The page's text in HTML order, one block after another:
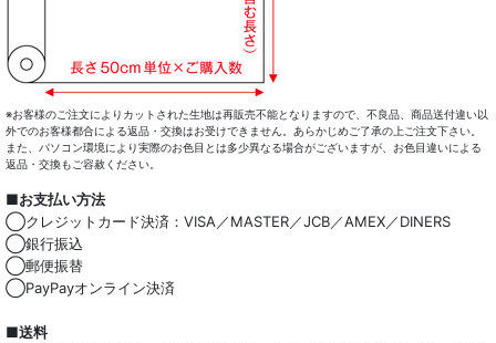
※お客様のご注文によりカットされた生地は再販売不能となりますので、不良品、商品送付違い以
外でのお客様都合による返品・交換はお受けできません。あらかじめご了承の上ご注文下さい。
また、パソコン環境により実際のお色目とは多少異なる場合がございますが、お色目違いによる
返品・交換もご容赦ください。
■お支払い方法
◯クレジットカード決済：VISA／MASTER／JCB／AMEX／DINERS
◯銀行振込
◯郵便振替
◯PayPayオンライン決済
■送料